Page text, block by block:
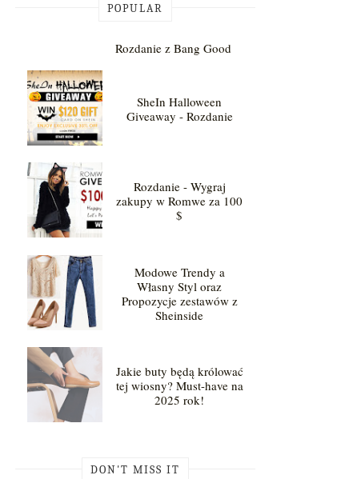
POPULAR
Rozdanie z Bang Good
SheIn Halloween
Giveaway - Rozdanie
Rozdanie - Wygraj
zakupy w Romwe za 100
$
Modowe Trendy a
Własny Styl oraz
Propozycje zestawów z
Sheinside
Jakie buty będą królować
tej wiosny? Must-have na
2025 rok!
DON'T MISS IT